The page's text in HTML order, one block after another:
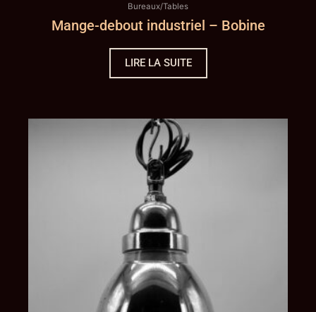
Bureaux/Tables
Mange-debout industriel – Bobine
LIRE LA SUITE